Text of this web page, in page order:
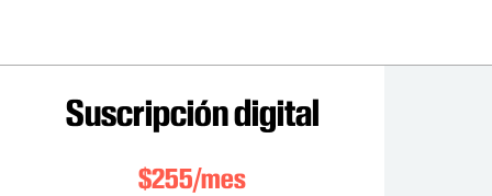
Suscripción digital
$255/mes